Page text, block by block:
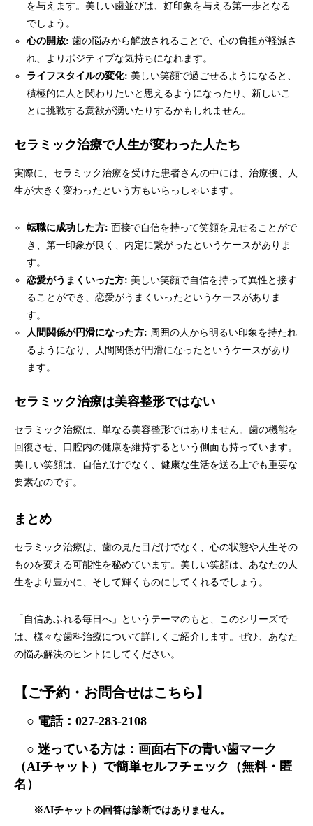
を与えます。美しい歯並びは、好印象を与える第一歩となる
でしょう。
心の開放: 歯の悩みから解放されることで、心の負担が軽減さ
れ、よりポジティブな気持ちになれます。
ライフスタイルの変化: 美しい笑顔で過ごせるようになると、
積極的に人と関わりたいと思えるようになったり、新しいこ
とに挑戦する意欲が湧いたりするかもしれません。
セラミック治療で人生が変わった人たち
実際に、セラミック治療を受けた患者さんの中には、治療後、人
生が大きく変わったという方もいらっしゃいます。
転職に成功した方: 面接で自信を持って笑顔を見せることがで
き、第一印象が良く、内定に繋がったというケースがありま
す。
恋愛がうまくいった方: 美しい笑顔で自信を持って異性と接す
ることができ、恋愛がうまくいったというケースがありま
す。
人間関係が円滑になった方: 周囲の人から明るい印象を持たれ
るようになり、人間関係が円滑になったというケースがあり
ます。
セラミック治療は美容整形ではない
セラミック治療は、単なる美容整形ではありません。歯の機能を
回復させ、口腔内の健康を維持するという側面も持っています。
美しい笑顔は、自信だけでなく、健康な生活を送る上でも重要な
要素なのです。
まとめ
セラミック治療は、歯の見た目だけでなく、心の状態や人生その
ものを変える可能性を秘めています。美しい笑顔は、あなたの人
生をより豊かに、そして輝くものにしてくれるでしょう。
「自信あふれる毎日へ」というテーマのもと、このシリーズで
は、様々な歯科治療について詳しくご紹介します。ぜひ、あなた
の悩み解決のヒントにしてください。
【ご予約・お問合せはこちら】
○ 電話： 027-283-2108
○ 迷っている方は：画面右下の青い歯マーク
（AIチャット）で簡単セルフチェック（無料・匿
名）
※AIチャットの回答は診断ではありません。